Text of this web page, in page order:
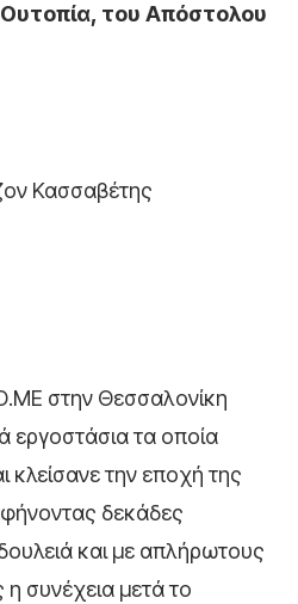
του Απόστολου
Κασσαβέτης
στην Θεσσαλονίκη
εργοστάσια τα οποία
την εποχή της
δεκάδες
και με απλήρωτους
συνέχεια μετά το